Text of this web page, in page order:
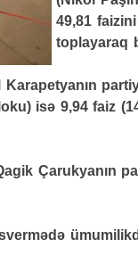
49,81
toplayaraq
isə 9,94 faiz
Çarukyanın